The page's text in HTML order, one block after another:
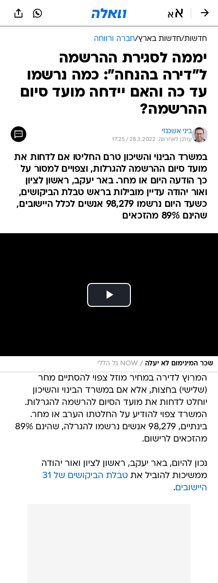
חדשות/חדשות בארץ/חברה ורווחה
יממה לסגירת ההרשמה
ל"דירה בהנחה": כמה נרשמו
עד כה והאם יידחה מועד סיום
ההרשמה?
ביני אשכנזי
עודכן לאחרונה: 28.3.2022 / 17:25
במשרד הבינוי והשיכון טרם החליטו אם לדחות את
מועד סיום ההרשמה להגרלות, וצפויים למסור על
כך הודעה היום או מחר. באר יעקב, ראשון לציון
ואור יהודה עדיין מובילות בראש טבלת הביקושים,
כשעד היום נרשמו 98,279 אנשים לכלל היישובים,
שהינם 89% מהזכאים
שכר המינימום לא יעלה / NOW גל הללי
המרוץ לדירה במחיר מוזל צפוי להסתיים מחר
(שלישי) בחצות, אלא אם במשרד הבינוי והשיכון
יוחלט לדחות את מועד הסיום להרשמה להגרלות.
המשרד צפוי להודיע על החלטתו הערב או מחר.
בינתיים, 98,279 אנשים נרשמו להגרלה, שהינם 89%
מהזכאים לרישום.
נכון להיום, באר יעקב, ראשון לציון ואור יהודה
ממשיכות להוביל את
טבלת הביקושים של 31
היישובים.